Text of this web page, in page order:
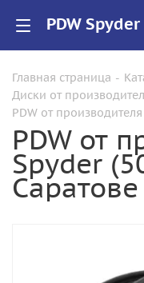
Главная страница -
Диски от
PDW от
PDW от
Spyder
Саратове